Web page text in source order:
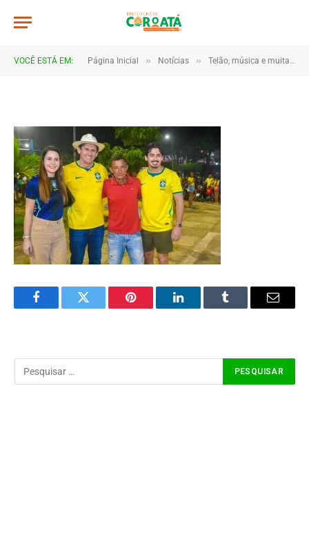
VOCÊ ESTÁ EM: Página Inicial » Notícias » Telão, música e muita torcida marcam estreia do Brasil em Coroatá
JWR_5387
FacebookTwitter Pinterest LinkedInTumblr Email